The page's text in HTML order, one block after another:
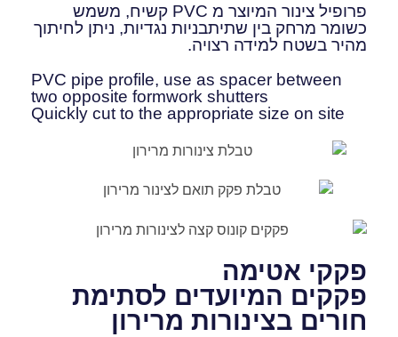
פרופיל צינור המיוצר מ PVC קשיח, משמש
כשומר מרחק בין שתיתבניות נגדיות, ניתן לחיתוך
מהיר בשטח למידה רצויה.
PVC pipe profile, use as spacer between
two opposite formwork shutters
Quickly cut to the appropriate size on site
פקקי אטימה
פקקים המיועדים לסתימת
חורים בצינורות מרירון